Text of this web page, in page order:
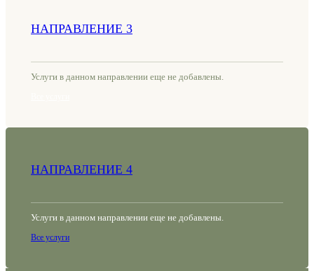
НАПРАВЛЕНИЕ 3
Услуги в данном направлении еще не добавлены.
НАПРАВЛЕНИЕ 4
Услуги в данном направлении еще не добавлены.
Все услуги